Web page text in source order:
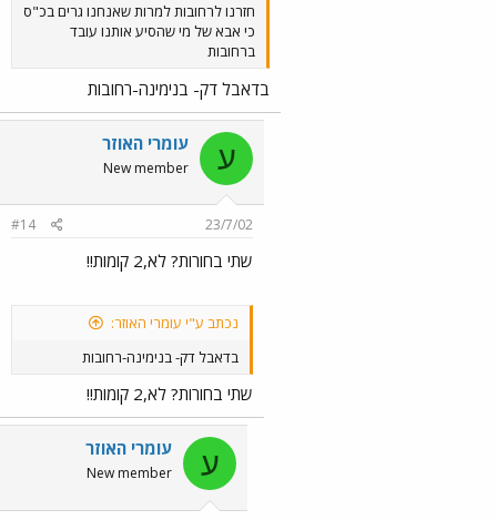
חזרנו לרחובות למרות שאנחנו גרים בכ"ס
כי אבא של מי שהסיע אותנו עובד
ברחובות
בדאבל דק- בנימינה-רחובות
ע עומרי האוזר
New member
23/7/02
#14
שתי בחורות? לא,2 קומות!!
נכתב ע"י עומרי האוזר:
בדאבל דק- בנימינה-רחובות
שתי בחורות? לא,2 קומות!!
ע עומרי האוזר
New member